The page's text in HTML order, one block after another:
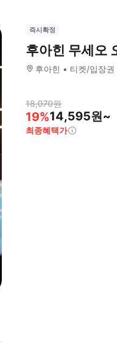
즉시확정
후아힌 무세오
후아힌 티켓/입장권
18,070원
19%14,595원~
최종혜택가